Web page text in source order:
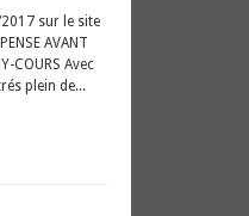
sur le site
AVANT
COURS Avec
plein de...